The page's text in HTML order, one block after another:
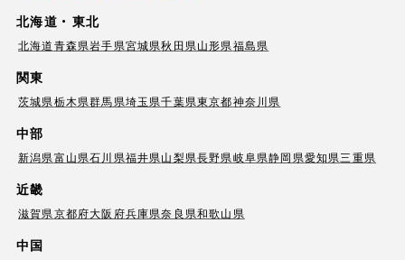
北海道・東北
北海道青森県岩手県宮城県秋田県山形県福島県
関東
茨城県栃木県群馬県埼玉県千葉県東京都神奈川県
中部
新潟県富山県石川県福井県山梨県長野県岐阜県静岡県愛知県三重県
近畿
滋賀県京都府大阪府兵庫県奈良県和歌山県
中国